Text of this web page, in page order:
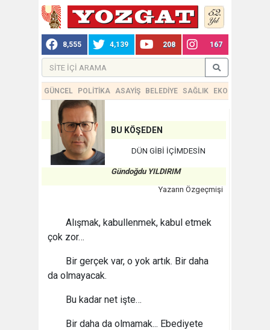
8,555 4,139 208 167
GÜNCEL POLİTİKA ASAYİŞ BELEDİYE SAĞLIK EKONOMİ
BU KÖŞEDEN
DÜN GİBİ İÇİMDESİN
Gündoğdu YILDIRIM
Yazarın Özgeçmişi
Alışmak, kabullenmek, kabul etmek
çok zor…
Bir gerçek var, o yok artık. Bir daha
da olmayacak.
Bu kadar net işte…
Bir daha da olmamak... Ebediyete